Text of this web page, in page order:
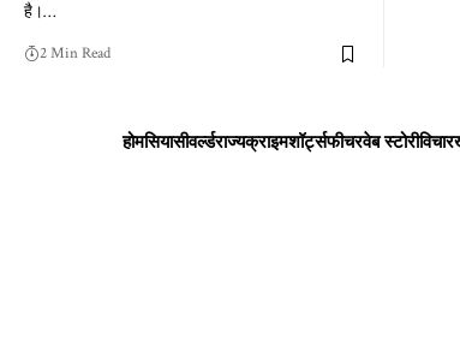
है।…
2 Min Read
होमसियासीवर्ल्डराज्यक्राइमशॉर्ट्सफीचरवेब स्टोरीविचार